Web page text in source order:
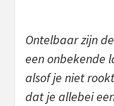
Ontelbaar zijn
een onbekende
alsof je niet
dat je allebei